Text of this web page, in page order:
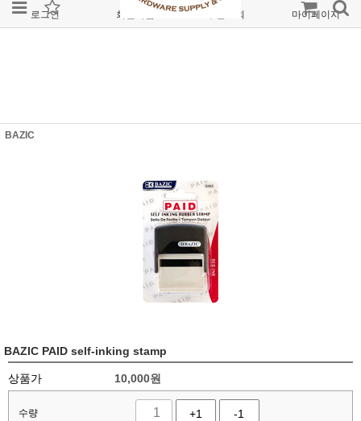
로그인 회원가입 주문조회 마이페이지
BAZIC
BAZIC PAID self-inking stamp
상품가 10,000원
수량 +1 -1